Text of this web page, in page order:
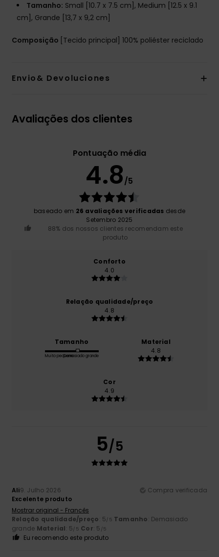
Tamanho: Small [10.7 x 7.5 cm], Medium [12.5 x 9.1
cm], Grande [13,7 x 9,2 cm]
Composição [Tecido principal] 100% poliéster reciclado
Envio& Devoluciones
Avaliações dos clientes
Pontuação média
4.8/5
baseado em 26 avaliações verificadas desde
Setembro 2025
88% dos nossos clientes recomendam este
produto
Conforto
4.0
Relação qualidade/preço
4.8
Tamanho
Muito pequenoDemasiado grande
Material
4.8
Cor
4.9
5/5
Ali9. Julho 2026
Compra verificada
Excelente produto
Mostrar original - Francês
Relação qualidade/preço: 5/5 Tamanho: Demasiado
grande Material: 5/5 Cor: 5 /5
Eu recomendo este produto